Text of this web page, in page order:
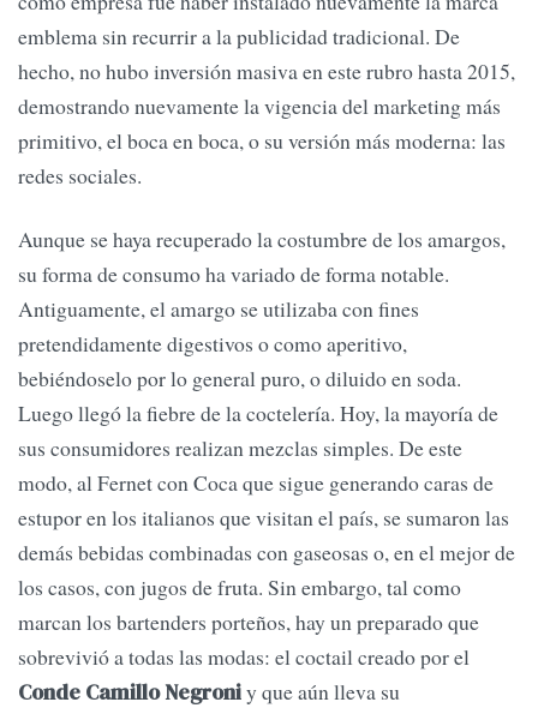
emblema sin recurrir a la publicidad tradicional. De
hecho, no hubo inversión masiva en este rubro hasta 2015,
demostrando nuevamente la vigencia del marketing más
primitivo, el boca en boca, o su versión más moderna: las
redes sociales.
Aunque se haya recuperado la costumbre de los amargos,
su forma de consumo ha variado de forma notable.
Antiguamente, el amargo se utilizaba con fines
pretendidamente digestivos o como aperitivo,
bebiéndoselo por lo general puro, o diluido en soda.
Luego llegó la fiebre de la coctelería. Hoy, la mayoría de
sus consumidores realizan mezclas simples. De este
modo, al Fernet con Coca que sigue generando caras de
estupor en los italianos que visitan el país, se sumaron las
demás bebidas combinadas con gaseosas o, en el mejor de
los casos, con jugos de fruta. Sin embargo, tal como
marcan los bartenders porteños, hay un preparado que
sobrevivió a todas las modas: el coctail creado por el
Conde Camillo Negroniy que aún lleva su